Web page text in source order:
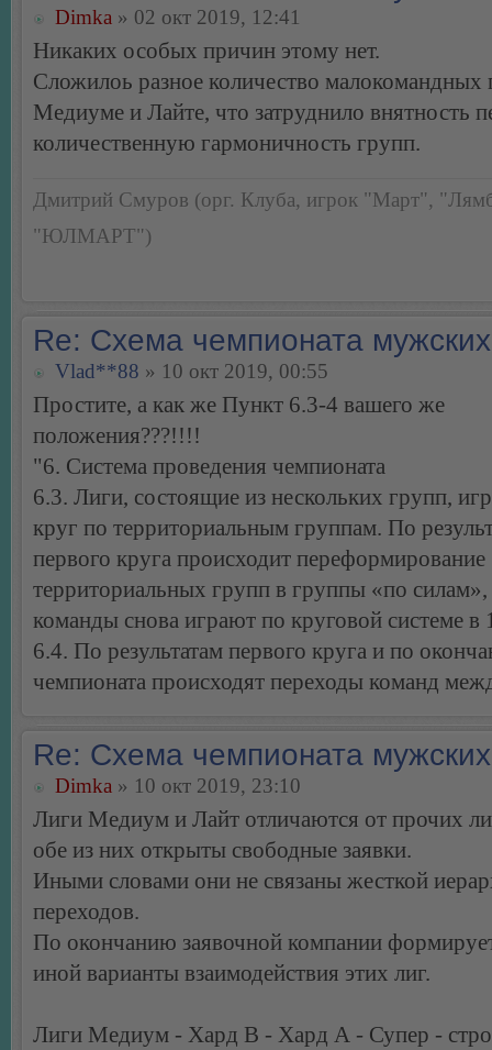
Dimka » 02 окт 2019, 12:41
Никаких особых причин этому нет.
Сложилоь разное количество малокомандных
Медиуме и Лайте, что затруднило внятность
количественную гармоничность групп.
Дмитрий Смуров (орг. Клуба, игрок "Март",
"ЮЛМАРТ")
Re: Схема чемпионата
Vlad**88 » 10 окт 2019, 00:55
Простите, а как же Пункт 6.3-4 вашего же
положения???!!!!
"6. Система проведения чемпионата
6.3. Лиги, состоящие из нескольких групп,
круг по территориальным группам. По
первого круга происходит переформирование
территориальных групп в группы «по
команды снова играют по круговой системе в
6.4. По результатам первого круга и по
чемпионата происходят переходы команд
Re: Схема чемпионата
Dimka » 10 окт 2019, 23:10
Лиги Медиум и Лайт отличаются от прочих
обе из них открыты свободные заявки.
Иными словами они не связаны жесткой
переходов.
По окончанию заявочной компании
иной варианты взаимодействия этих лиг.
Лиги Медиум - Хард В - Хард А - Супер -